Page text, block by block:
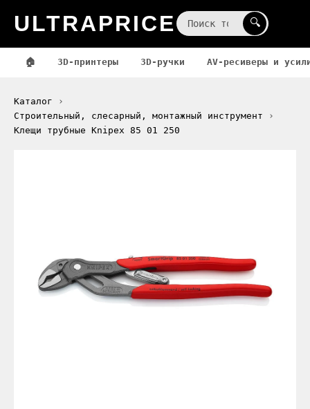
ULTRAPRICE 🔍
🏠 3D-принтеры 3D-ручки AV-ресиверы и
Каталог
Строительный, слесарный, монтажный инструмент
Клещи трубные Knipex 85 01 250